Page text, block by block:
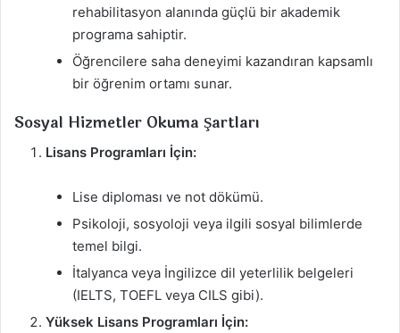
rehabilitasyon alanında güçlü bir akademik
programa sahiptir.
Öğrencilere saha deneyimi kazandıran kapsamlı
bir öğrenim ortamı sunar.
Sosyal Hizmetler Okuma Şartları
Lisans Programları İçin:
Lise diploması ve not dökümü.
Psikoloji, sosyoloji veya ilgili sosyal bilimlerde
temel bilgi.
İtalyanca veya İngilizce dil yeterlilik belgeleri
(IELTS, TOEFL veya CILS gibi).
Yüksek Lisans Programları İçin: